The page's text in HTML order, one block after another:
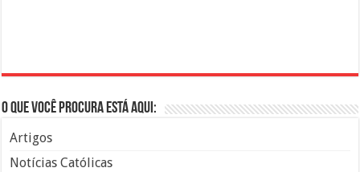
O que você procura está aqui:
Artigos
Notícias Católicas